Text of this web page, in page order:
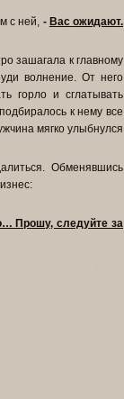
с ней, - Вас ожидают.
зашагала к главному
волнение. От него
горло и сглатывать
к нему все
мягко улыбнулся
Обменявшись
Прошу, следуйте за